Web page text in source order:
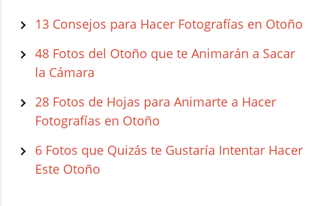
13 Consejos para Hacer Fotografías en Otoño
48 Fotos del Otoño que te Animarán a Sacar
la Cámara
28 Fotos de Hojas para Animarte a Hacer
Fotografías en Otoño
6 Fotos que Quizás te Gustaría Intentar Hacer
Este Otoño